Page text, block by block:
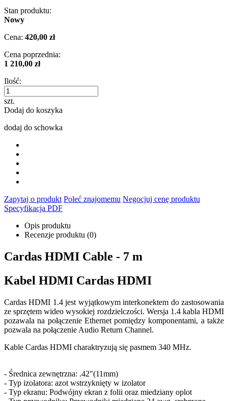
Stan produktu:
Nowy
Cena: 420,00 zł
Cena poprzednia:
1 210,00 zł
Ilość:
szt.
Dodaj do koszyka
dodaj do schowka
Zapytaj o produkt Poleć znajomemu Negocjuj cenę produktu
Specyfikacja PDF
Opis produktu
Recenzje produktu (0)
Cardas HDMI Cable - 7 m
Kabel HDMI Cardas HDMI
Cardas HDMI 1.4 jest wyjątkowym interkonektem do zastosowania
ze sprzętem wideo wysokiej rozdzielczości. Wersja 1.4 kabla HDMI
pozawala na połączenie Ethernet pomiędzy komponentami, a także
pozwala na połączenie Audio Return Channel.
Kable Cardas HDMI charaktryzują się pasmem 340 MHz.
- Średnica zewnętrzna: .42"(11mm)
- Typ izolatora: azot wstrzyknięty w izolator
- Typ ekranu: Podwójny ekran z folii oraz miedziany oplot